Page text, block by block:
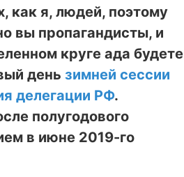
как я, людей, поэтому
вы пропагандисты, и
круге ада будете
день зимней сессии
делегации РФ.
полугодового
в июне 2019-го